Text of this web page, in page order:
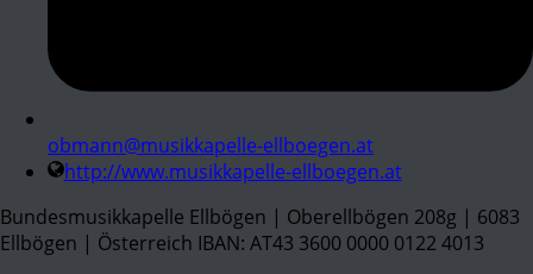
obmann@musikkapelle-ellboegen.at
http://www.musikkapelle-ellboegen.at
Bundesmusikkapelle Ellbögen | Oberellbögen 208g | 6083
Ellbögen | Österreich IBAN: AT43 3600 0000 0122 4013